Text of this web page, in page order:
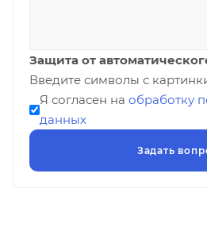
Защита от
Введите символы с
Я согласен на обработку
данных